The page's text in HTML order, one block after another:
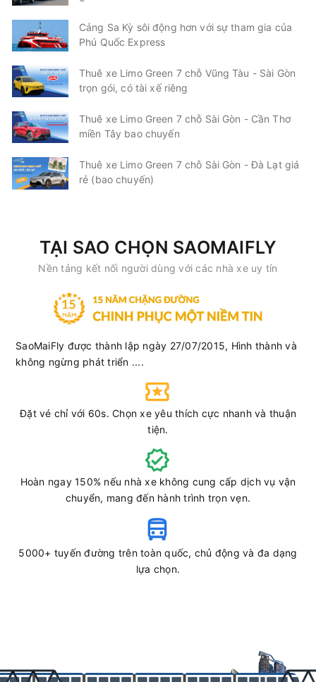
Cảng Sa Kỳ sôi động hơn với sự tham gia của
Phú Quốc Express
Thuê xe Limo Green 7 chỗ Vũng Tàu - Sài Gòn
trọn gói, có tài xế riêng
Thuê xe Limo Green 7 chỗ Sài Gòn - Cần Thơ
miền Tây bao chuyến
Thuê xe Limo Green 7 chỗ Sài Gòn - Đà Lạt giá
rẻ (bao chuyến)
TẠI SAO CHỌN SAOMAIFLY
Nền tảng kết nối người dùng với các nhà xe uy tín
SaoMaiFly được thành lập ngày 27/07/2015, Hình thành và
không ngừng phát triển ....
Đặt vé chỉ với 60s. Chọn xe yêu thích cực nhanh và thuận
tiện.
Hoàn ngay 150% nếu nhà xe không cung cấp dịch vụ vận
chuyển, mang đến hành trình trọn vẹn.
5000+ tuyến đường trên toàn quốc, chủ động và đa dạng
lựa chọn.